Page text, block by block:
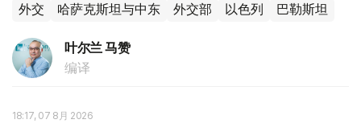
外交 哈萨克斯坦与中东 外交部 以色列 巴勒斯坦
叶尔兰 马赞
编译
18:17, 07 8月 2026